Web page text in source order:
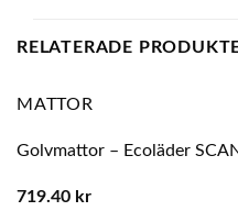
RELATERADE
MATTOR
Golvmattor – Ecoläder
719.40 kr